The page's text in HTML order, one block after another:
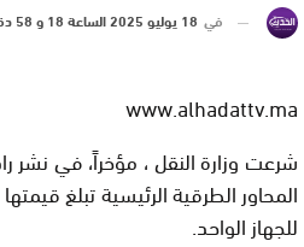
في 18 يوليو 2025 الساعة 18 و 58 دقيقة
www.alhadattv.ma
شرعت وزارة النقل ، مؤخراً، في نشر
للجهاز الواحد.